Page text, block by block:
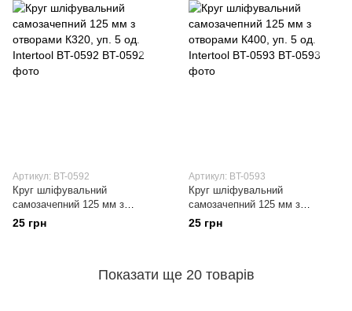
Артикул: BT-0592
Круг шліфувальний
самозачепний 125 мм з
отворами К320, уп. 5 од.
Intertool BT-0592
25 грн
Артикул: BT-0593
Круг шліфувальний
самозачепний 125 мм з
отворами К400, уп. 5 од.
Intertool BT-0593
25 грн
Показати ще 20 товарів